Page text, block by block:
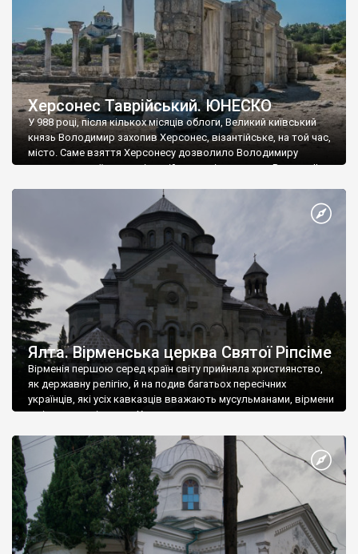
Херсонес Таврійський. ЮНЕСКО
У 988 році, після кількох місяців облоги, Великий київський
князь Володимир захопив Херсонес, візантійське, на той час,
місто. Саме взяття Херсонесу дозволило Володимиру
диктувати свої умови візантійському імператору Василю ІІ, та
Херсонесі Володимир-язичник, став Василем-християнином.
А потім було Хрещення Русі. На честь Херсонесу Таврійського
Ялта. Вірменська церква Святої Ріпсіме
Вірменія першою серед країн світу прийняла християнство,
як державну релігію, й на подив багатьох пересічних
українців, які усіх кавказців вважають мусульманами, вірмени
є відданими вірянами Христа